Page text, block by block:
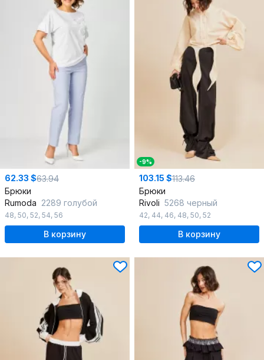
62.33 $63.94
Брюки
Rumoda 2289 голубой
48, 50, 52, 54, 56
В корзину
-9%
103.15 $113.46
Брюки
Rivoli 5268 черный
42, 44, 46, 48, 50, 52
В корзину